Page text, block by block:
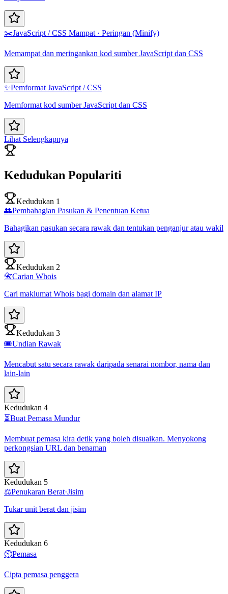
✂️JavaScript / CSS Mampat · Peringan (Minify)
Memampat dan meringankan kod sumber JavaScript dan CSS
✨Pemformat JavaScript / CSS
Memformat kod sumber JavaScript dan CSS
Lihat Selengkapnya
Kedudukan Populariti
Kedudukan 1
👥Pembahagian Pasukan & Penentuan Ketua
Bahagikan pasukan secara rawak dan tentukan penganjur atau wakil
Kedudukan 2
📇Carian Whois
Cari maklumat Whois bagi domain dan alamat IP
Kedudukan 3
🎟️Undian Rawak
Mencabut satu secara rawak daripada senarai nombor, nama dan
lain-lain
Kedudukan 4
⏳Buat Pemasa Mundur
Membuat pemasa kira detik yang boleh disuaikan. Menyokong
perkongsian URL dan benaman
Kedudukan 5
⚖️Penukaran Berat·Jisim
Tukar unit berat dan jisim
Kedudukan 6
⏲️Pemasa
Cipta pemasa penggera